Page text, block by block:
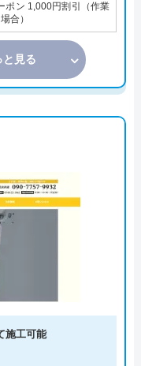
ポン 1,000円割引（作業
合）
見る
施工可能